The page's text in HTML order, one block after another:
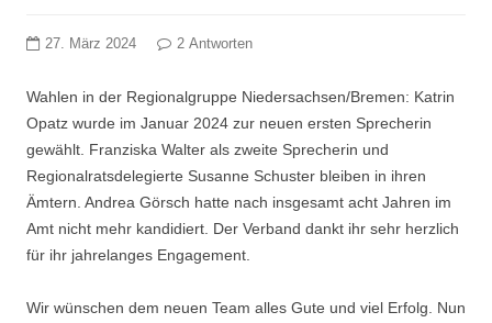
27. März 2024 2 Antworten
Wahlen in der Regionalgruppe Niedersachsen/Bremen: Katrin
Opatz wurde im Januar 2024 zur neuen ersten Sprecherin
gewählt. Franziska Walter als zweite Sprecherin und
Regionalratsdelegierte Susanne Schuster bleiben in ihren
Ämtern. Andrea Görsch hatte nach insgesamt acht Jahren im
Amt nicht mehr kandidiert. Der Verband dankt ihr sehr herzlich
für ihr jahrelanges Engagement.
Wir wünschen dem neuen Team alles Gute und viel Erfolg. Nun